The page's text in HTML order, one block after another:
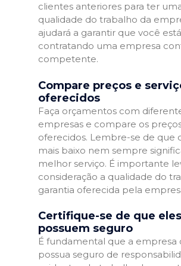
clientes anteriores para ter
qualidade do trabalho da
ajudará a garantir que você está
contratando uma empresa
competente.
Compare preços e
oferecidos
Faça orçamentos com
empresas e compare os
oferecidos. Lembre-se de que
mais baixo nem sempre
melhor serviço. É importante
consideração a qualidade do
garantia oferecida pela
Certifique-se de que eles
possuem seguro
É fundamental que a empresa
possua seguro de